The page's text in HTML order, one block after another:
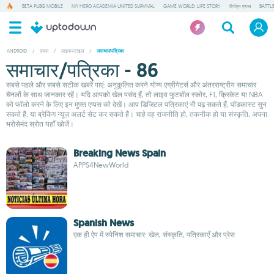
BETA PUBG MOBILE MY HERO ACADEMIA UNITED SURVIVAL GAME WORLD: LIFE STORY वीपीएन एप्पस
ANDROID / एप्पस / लाइफस्टाइल / समाचार/पत्रिका
समाचार/पत्रिका - 86
सबसे पहले और सबसे सटीक खबरें पाएं: अनुकूलित करने योग्य एग्रीगेटर्स और अंतरराष्ट्रीय समाचार
चैनलों के साथ जानकार रहें। यदि आपको खेल पसंद हैं, तो लाइव फुटबॉल स्कोर, F1, क्रिकेट या NBA
को फॉलो करने के लिए इन मुफ़्त एप्पस को देखें। आप डिजिटल पत्रिकाएं भी पढ़ सकते हैं, पॉडकास्ट सुन
सकते हैं, या ब्रेकिंग न्यूज़ अलर्ट सेट कर सकते हैं। चाहे वह राजनीति हो, तकनीक हो या संस्कृति, अपना
भरोसेमंद स्रोत यहाँ खोजें।
Breaking News Spain
APPS4NewWorld
Spanish News
एक ही ऐप में स्पेनिश समाचार: खेल, संस्कृति, पत्रिकाएँ और प्रेस